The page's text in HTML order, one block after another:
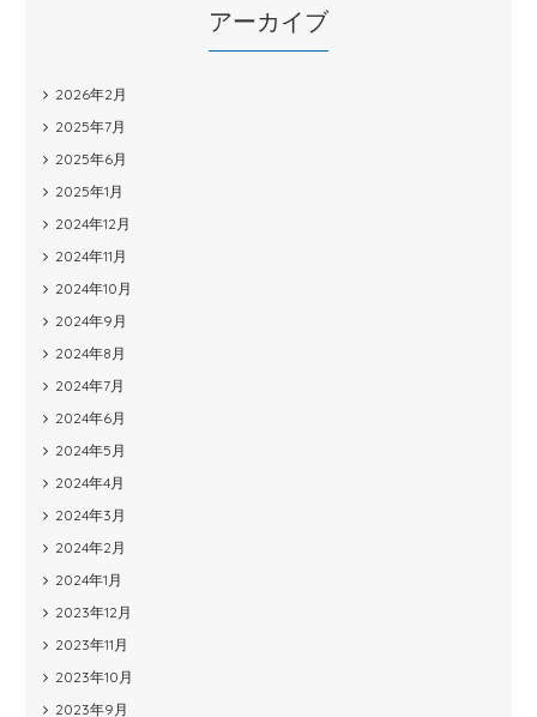
アーカイブ
2026年2月
2025年7月
2025年6月
2025年1月
2024年12月
2024年11月
2024年10月
2024年9月
2024年8月
2024年7月
2024年6月
2024年5月
2024年4月
2024年3月
2024年2月
2024年1月
2023年12月
2023年11月
2023年10月
2023年9月